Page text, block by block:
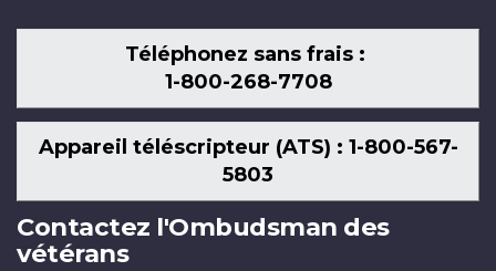
Téléphonez sans frais :
1-800-268-7708
Appareil téléscripteur (ATS) : 1-800-567-
5803
Contactez l'Ombudsman des
vétérans